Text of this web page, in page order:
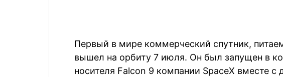
Первый в мире коммерческий спутник,
вышел на орбиту 7 июля. Он был запущен в
носителя Falcon 9 компании SpaceX вместе с